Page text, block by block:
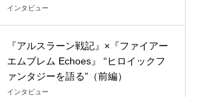
インタビュー
『アルスラーン戦記』×『ファイアー
エムブレム Echoes』 “ヒロイックフ
ァンタジーを語る”（前編）
インタビュー